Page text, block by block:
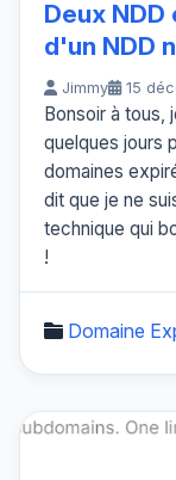
Deux
d'un NDD
Jimmy 15
Bonsoir à tous,
quelques jours
domaines
dit que je ne
technique qui
!
Domaine